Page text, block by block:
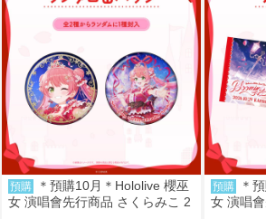
預購
＊預購10月＊Hololive 櫻巫
女 演唱會先行商品 さくらみこ 2
預購
＊
女 演唱